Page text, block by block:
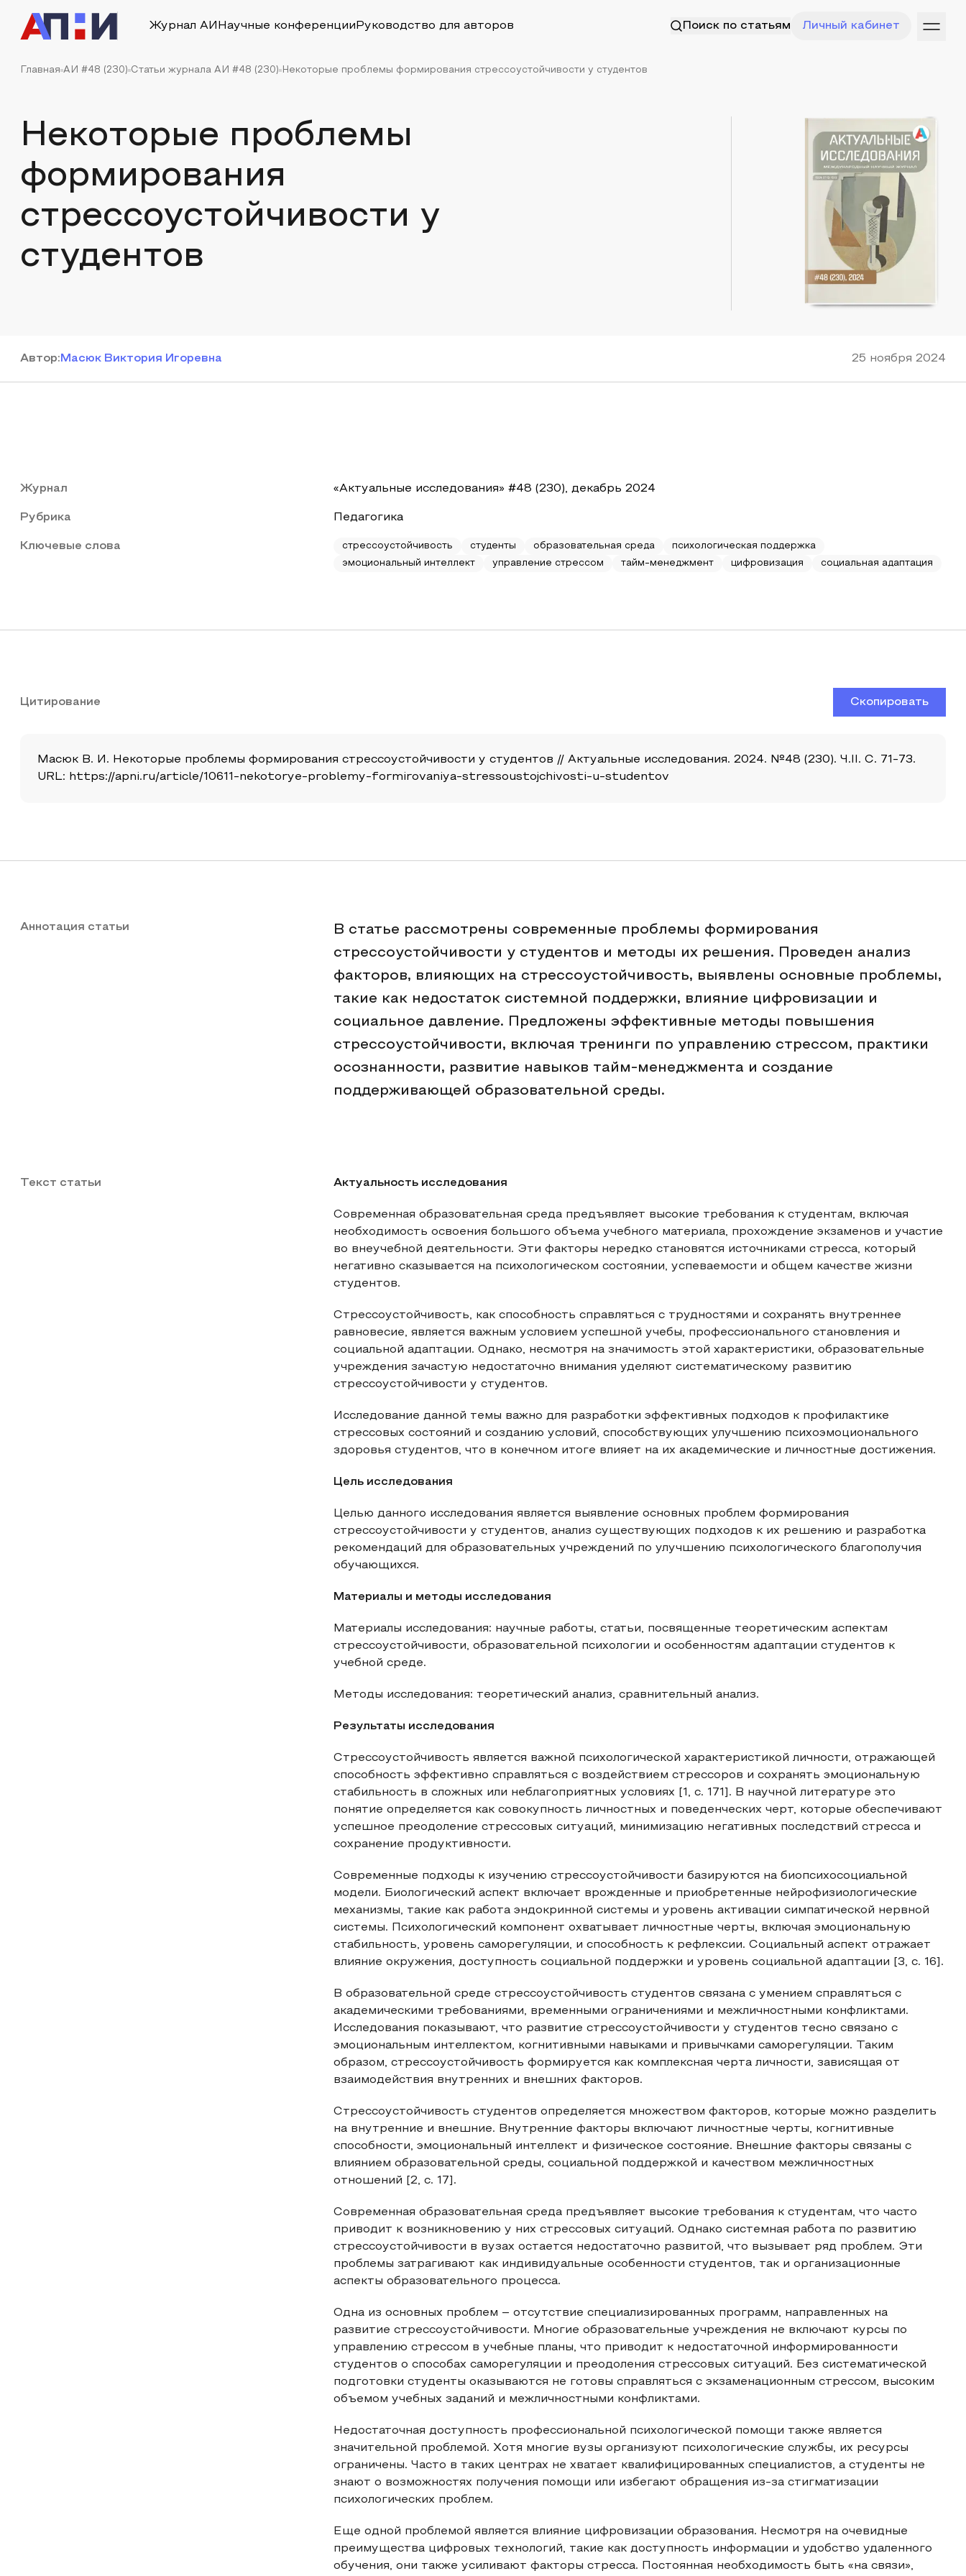
Журнал АИ Научные конференции Руководство для авторов Поиск по статьям Личный кабинет
Главная АИ #48 (230) Статьи журнала АИ #48 (230) Некоторые проблемы формирования стрессоустойчивости у студентов
Некоторые проблемы
формирования
стрессоустойчивости у
студентов
Автор: Масюк Виктория Игоревна 25 ноября 2024
Журнал «Актуальные исследования» #48 (230), декабрь 2024
Рубрика Педагогика
Ключевые слова стрессоустойчивость студенты образовательная среда
психологическая поддержка
эмоциональный интеллект
управление стрессом тайм-менеджмент цифровизация социальная адаптация
Цитирование Скопировать
Масюк В. И. Некоторые проблемы формирования стрессоустойчивости у студентов // Актуальные исследования. 2024. №48 (230). Ч.II. С. 71-73.
URL: https://apni.ru/article/10611-nekotorye-problemy-formirovaniya-stressoustojchivosti-u-studentov
Аннотация статьи
В статье рассмотрены современные проблемы формирования
стрессоустойчивости у студентов и методы их решения. Проведен анализ
факторов, влияющих на стрессоустойчивость, выявлены основные проблемы,
такие как недостаток системной поддержки, влияние цифровизации и
социальное давление. Предложены эффективные методы повышения
стрессоустойчивости, включая тренинги по управлению стрессом, практики
осознанности, развитие навыков тайм-менеджмента и создание
поддерживающей образовательной среды.
Текст статьи Актуальность исследования
Современная образовательная среда предъявляет высокие требования к студентам, включая
необходимость освоения большого объема учебного материала, прохождение экзаменов и участие
во внеучебной деятельности. Эти факторы нередко становятся источниками стресса, который
негативно сказывается на психологическом состоянии, успеваемости и общем качестве жизни
студентов.
Стрессоустойчивость, как способность справляться с трудностями и сохранять внутреннее
равновесие, является важным условием успешной учебы, профессионального становления и
социальной адаптации. Однако, несмотря на значимость этой характеристики, образовательные
учреждения зачастую недостаточно внимания уделяют систематическому развитию
стрессоустойчивости у студентов.
Исследование данной темы важно для разработки эффективных подходов к профилактике
стрессовых состояний и созданию условий, способствующих улучшению психоэмоционального
здоровья студентов, что в конечном итоге влияет на их академические и личностные достижения.
Цель исследования
Целью данного исследования является выявление основных проблем формирования
стрессоустойчивости у студентов, анализ существующих подходов к их решению и разработка
рекомендаций для образовательных учреждений по улучшению психологического благополучия
обучающихся.
Материалы и методы исследования
Материалы исследования: научные работы, статьи, посвященные теоретическим аспектам
стрессоустойчивости, образовательной психологии и особенностям адаптации студентов к
учебной среде.
Методы исследования: теоретический анализ, сравнительный анализ.
Результаты исследования
Стрессоустойчивость является важной психологической характеристикой личности, отражающей
способность эффективно справляться с воздействием стрессоров и сохранять эмоциональную
стабильность в сложных или неблагоприятных условиях [1, с. 171]. В научной литературе это
понятие определяется как совокупность личностных и поведенческих черт, которые обеспечивают
успешное преодоление стрессовых ситуаций, минимизацию негативных последствий стресса и
сохранение продуктивности.
Современные подходы к изучению стрессоустойчивости базируются на биопсихосоциальной
модели. Биологический аспект включает врожденные и приобретенные нейрофизиологические
механизмы, такие как работа эндокринной системы и уровень активации симпатической нервной
системы. Психологический компонент охватывает личностные черты, включая эмоциональную
стабильность, уровень саморегуляции, и способность к рефлексии. Социальный аспект отражает
влияние окружения, доступность социальной поддержки и уровень социальной адаптации [3, с. 16].
В образовательной среде стрессоустойчивость студентов связана с умением справляться с
академическими требованиями, временными ограничениями и межличностными конфликтами.
Исследования показывают, что развитие стрессоустойчивости у студентов тесно связано с
эмоциональным интеллектом, когнитивными навыками и привычками саморегуляции. Таким
образом, стрессоустойчивость формируется как комплексная черта личности, зависящая от
взаимодействия внутренних и внешних факторов.
Стрессоустойчивость студентов определяется множеством факторов, которые можно разделить
на внутренние и внешние. Внутренние факторы включают личностные черты, когнитивные
способности, эмоциональный интеллект и физическое состояние. Внешние факторы связаны с
влиянием образовательной среды, социальной поддержкой и качеством межличностных
отношений [2, с. 17].
Современная образовательная среда предъявляет высокие требования к студентам, что часто
приводит к возникновению у них стрессовых ситуаций. Однако системная работа по развитию
стрессоустойчивости в вузах остается недостаточно развитой, что вызывает ряд проблем. Эти
проблемы затрагивают как индивидуальные особенности студентов, так и организационные
аспекты образовательного процесса.
Одна из основных проблем – отсутствие специализированных программ, направленных на
развитие стрессоустойчивости. Многие образовательные учреждения не включают курсы по
управлению стрессом в учебные планы, что приводит к недостаточной информированности
студентов о способах саморегуляции и преодоления стрессовых ситуаций. Без систематической
подготовки студенты оказываются не готовы справляться с экзаменационным стрессом, высоким
объемом учебных заданий и межличностными конфликтами.
Недостаточная доступность профессиональной психологической помощи также является
значительной проблемой. Хотя многие вузы организуют психологические службы, их ресурсы
ограничены. Часто в таких центрах не хватает квалифицированных специалистов, а студенты не
знают о возможностях получения помощи или избегают обращения из-за стигматизации
психологических проблем.
Еще одной проблемой является влияние цифровизации образования. Несмотря на очевидные
преимущества цифровых технологий, такие как доступность информации и удобство удаленного
обучения, они также усиливают факторы стресса. Постоянная необходимость быть «на связи»,